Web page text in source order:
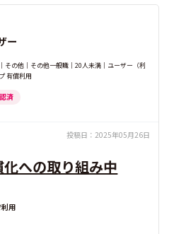
ー
その他｜その他一般職｜20人未満｜ユーザー（利
有償利用
済
投稿日： 2025年05月26日
への取り組み中
利用